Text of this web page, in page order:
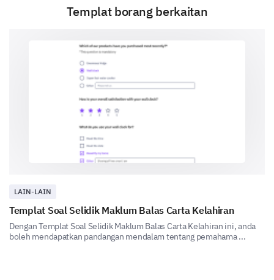
professional development opportunities.
are of interest to you?
Industry Certification Programs
In-house Training
Online Courses
Templat borang berkaitan
LAIN-LAIN
Templat Soal Selidik Maklum Balas Carta Kelahiran
Dengan Templat Soal Selidik Maklum Balas Carta Kelahiran ini, anda
boleh mendapatkan pandangan mendalam tentang pemahama ...